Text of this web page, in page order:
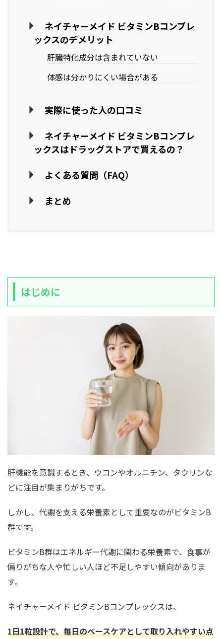
ネイチャーメイド ビタミンBコンプレ
ックスのデメリット
肝臓特化成分は含まれていない
体感は分かりにくい場合がある
実際に使った人の口コミ
ネイチャーメイド ビタミンBコンプレ
ックスはドラッグストアで買えるの？
よくある質問（FAQ）
まとめ
はじめに
肝機能を意識するとき、ウコンやオルニチン、タウリンな
どに注目が集まりがちです。
しかし、代謝を支える栄養素として重要なのがビタミンB
群です。
ビタミンB群はエネルギー代謝に関わる栄養素で、食事が
偏りがちな人や忙しい人ほど不足しやすい傾向がありま
す。
ネイチャーメイド ビタミンBコンプレックスは、
1日1粒設計で、毎日のベースケアとして取り入れやすい点